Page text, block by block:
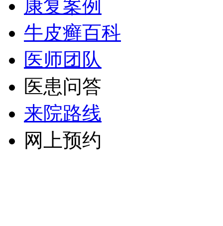
康复案例
牛皮癣百科
医师团队
医患问答
来院路线
网上预约